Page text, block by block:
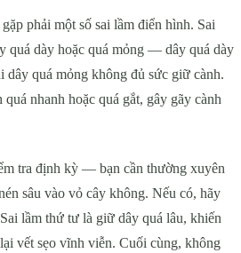
phải một số sai lầm điển hình. Sai
quá dày hoặc quá mỏng — dây quá dày
dây quá mỏng không đủ sức giữ cành.
nhanh hoặc quá gắt, gây gãy cành
tra định kỳ — bạn cần thường xuyên
sâu vào vỏ cây không. Nếu có, hãy
lầm thứ tư là giữ dây quá lâu, khiến
vết sẹo vĩnh viễn. Cuối cùng, không